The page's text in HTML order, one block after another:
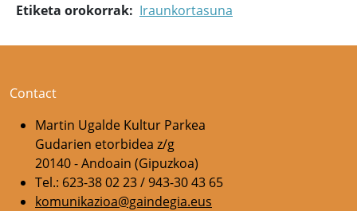
Etiketa orokorrak
Iraunkortasuna
Contact
Martin Ugalde Kultur Parkea
Gudarien etorbidea z/g
20140 - Andoain (Gipuzkoa)
Tel.: 623-38 02 23 / 943-30 43 65
komunikazioa@gaindegia.eus